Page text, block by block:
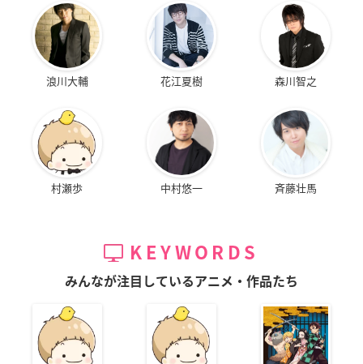
浪川大輔 花江夏樹 森川智之
村瀬歩 中村悠一 斉藤壮馬
KEYWORDS
みんなが注目しているアニメ・作品たち